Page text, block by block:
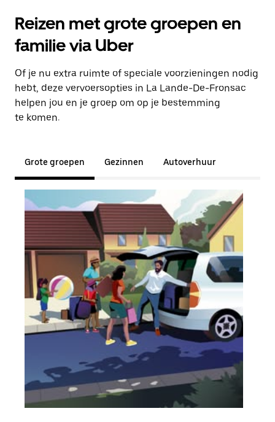
Reizen met grote groepen en
familie via Uber
Of je nu extra ruimte of speciale voorzieningen nodig
hebt, deze vervoersopties in La Lande-De-Fronsac
helpen jou en je groep om op je bestemming
te komen.
Grote groepen Gezinnen Autoverhuur